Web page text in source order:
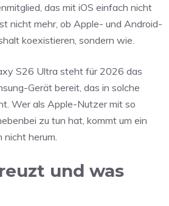
das mit iOS einfach nicht
nicht mehr, ob Apple- und Android-
koexistieren, sondern wie.
S26 Ultra steht für 2026 das
Gerät bereit, das in solche
Wer als Apple-Nutzer mit so
zu tun hat, kommt um ein
herum.
und was